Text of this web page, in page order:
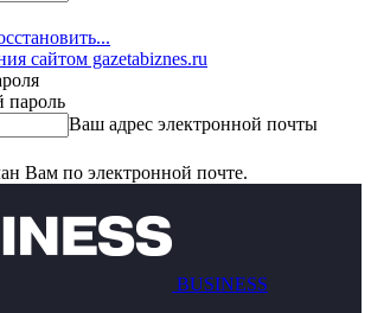
сайтом gazetabiznes.ru
пароль
Ваш адрес электронной почты
Вам по электронной почте.
BUSINESS